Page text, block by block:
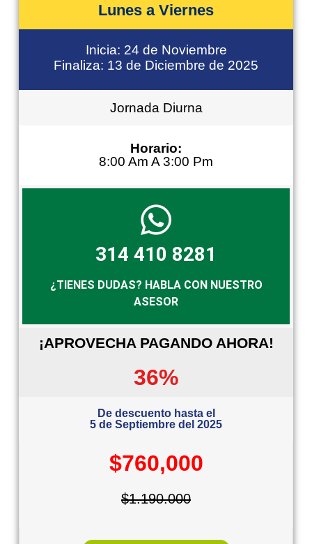
Lunes a Viernes
Inicia: 24 de Noviembre
Finaliza: 13 de Diciembre de 2025
Jornada Diurna
Horario:
8:00 Am A 3:00 Pm
314 410 8281
¿TIENES DUDAS? HABLA CON NUESTRO
ASESOR
¡APROVECHA PAGANDO AHORA!
36%
De descuento hasta el
5 de Septiembre del 2025
$760,000
$1.190.000